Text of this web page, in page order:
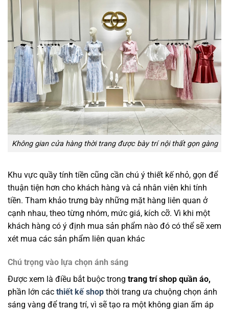
Không gian cửa hàng thời trang được bày trí nội thất gọn gàng
Khu vực quầy tính tiền cũng cần chú ý thiết kế nhỏ, gọn để
thuận tiện hơn cho khách hàng và cả nhân viên khi tính
tiền. Tham khảo trưng bày những mặt hàng liên quan ở
cạnh nhau, theo từng nhóm, mức giá, kích cỡ. Vì khi một
khách hàng có ý định mua sản phẩm nào đó có thể sẽ xem
xét mua các sản phẩm liên quan khác
Chú trọng vào lựa chọn ánh sáng
Được xem là điều bắt buộc trong trang trí shop quần áo,
phần lớn các thiết kế shop thời trang ưa chuộng chọn ánh
sáng vàng để trang trí, vì sẽ tạo ra một không gian ấm áp